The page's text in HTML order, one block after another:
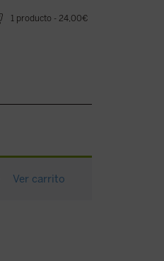
1 producto 24,00€
Ver carrito